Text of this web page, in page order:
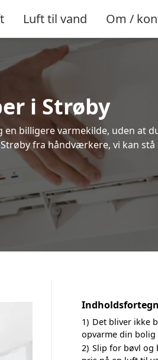
Luft til vand Om /
i Strøby
billigere varmekilde, uden at
fra håndværkere, vi kan stå
1) Det bliver ikke
opvarme din
2) Slip for bøvl og